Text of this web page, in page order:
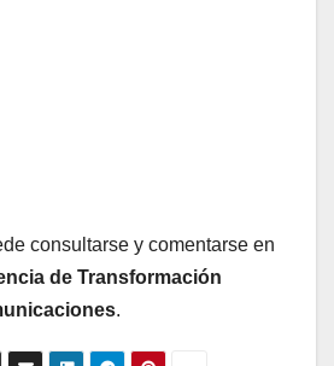
consultarse y comentarse en
de Transformación
.